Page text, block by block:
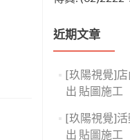
近期文章
[玖陽視覺]
出 貼圖施工
[玖陽視覺]
出 貼圖施工